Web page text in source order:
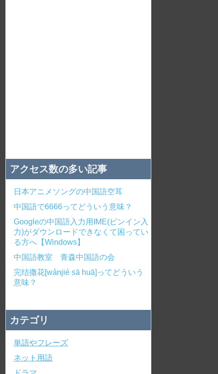
アクセス数の多い記事
日本アニメソングの中国語空耳
中国語で6666ってどういう意味？
Googleの中国語入力用IME(ピンイン入
力)がダウンロードできなくて困ってい
る方へ【Windows】
中国語教室 青森中国語の会
完结撒花[wánjié sā huā]ってどういう
意味？
カテゴリ
単語やフレーズ
ネット用語